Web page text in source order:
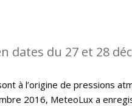
dates du 27 et 28
à l’origine de pressions
2016, MeteoLux a